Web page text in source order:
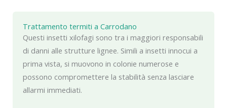
Trattamento termiti a Carrodano
Questi insetti xilofagi sono tra i maggiori responsabili
di danni alle strutture lignee. Simili a insetti innocui a
prima vista, si muovono in colonie numerose e
possono compromettere la stabilità senza lasciare
allarmi immediati.